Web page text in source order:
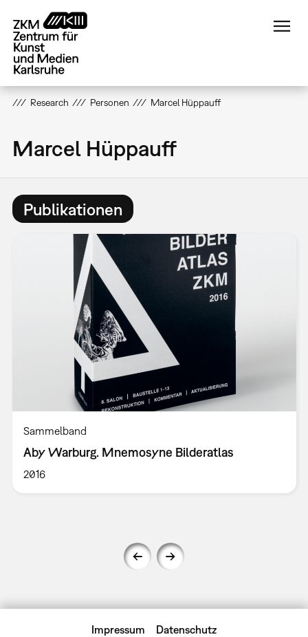
zum
Inhalt
Research Personen Marcel Hüppauff
Marcel Hüppauff
Publikationen
Sammelband
Aby Warburg. Mnemosyne Bilderatlas
2016
Impressum Datenschutz